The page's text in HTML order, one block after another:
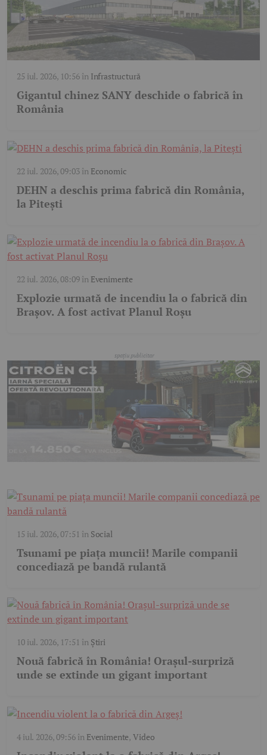
25 iul. 2026, 10:56în Infrastructură
Gigantul chinez SANY deschide o fabrică în
România
22 iul. 2026, 09:03în Economic
DEHN a deschis prima fabrică din România,
la Pitești
22 iul. 2026, 08:09în Evenimente
Explozie urmată de incendiu la o fabrică din
Brașov. A fost activat Planul Roșu
15 iul. 2026, 07:51 în Social
Tsunami pe piața muncii! Marile companii
concediază pe bandă rulantă
10 iul. 2026, 17:51 în Știri
Nouă fabrică în România! Orașul-surpriză
unde se extinde un gigant important
4 iul. 2026, 09:56în Evenimente,Video